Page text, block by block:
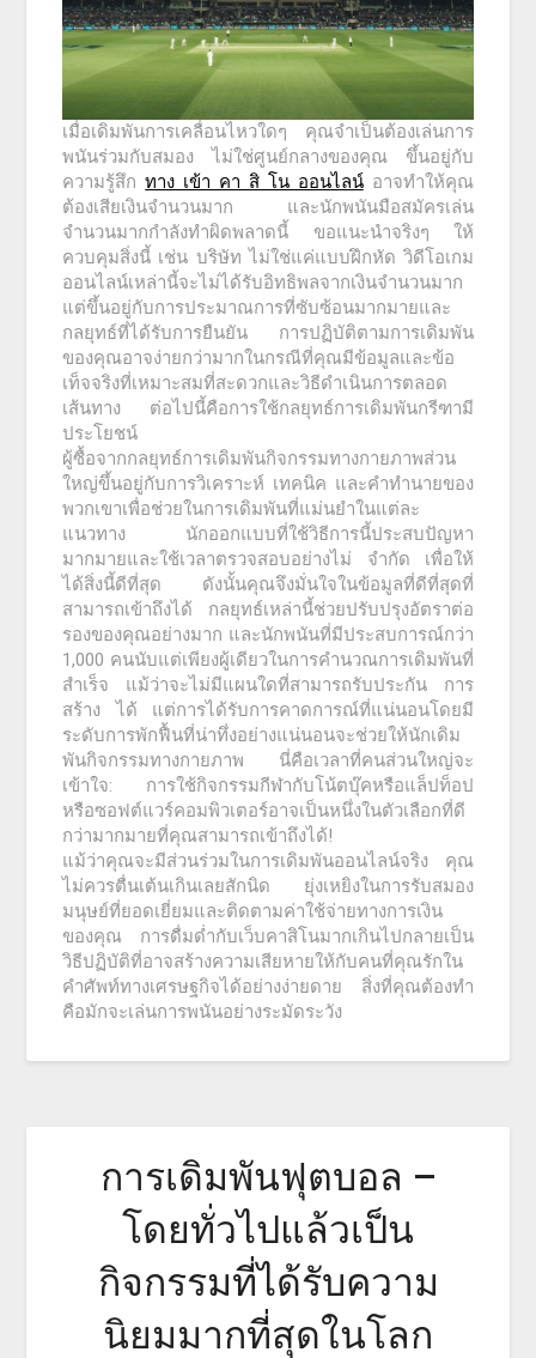
เมื่อเดิมพันการเคลื่อนไหวใดๆ คุณจำเป็นต้องเล่นการ
พนันร่วมกับสมอง ไม่ใช่ศูนย์กลางของคุณ ขึ้นอยู่กับ
ความรู้สึกทาง เข้า คา สิ โน ออนไลน์ อาจทำให้คุณ
ต้องเสียเงินจำนวนมาก และนักพนันมือสมัครเล่น
จำนวนมากกำลังทำผิดพลาดนี้ ขอแนะนำจริงๆ ให้
ควบคุมสิ่งนี้ เช่น บริษัท ไม่ใช่แค่แบบฝึกหัด วิดีโอเกม
ออนไลน์เหล่านี้จะไม่ได้รับอิทธิพลจากเงินจำนวนมาก
แต่ขึ้นอยู่กับการประมาณการที่ซับซ้อนมากมายและ
กลยุทธ์ที่ได้รับการยืนยัน การปฏิบัติตามการเดิมพัน
ของคุณอาจง่ายกว่ามากในกรณีที่คุณมีข้อมูลและข้อ
เท็จจริงที่เหมาะสมที่สะดวกและวิธีดำเนินการตลอด
เส้นทาง ต่อไปนี้คือการใช้กลยุทธ์การเดิมพันกรีฑามี
ประโยชน์
ผู้ซื้อจากกลยุทธ์การเดิมพันกิจกรรมทางกายภาพส่วน
ใหญ่ขึ้นอยู่กับการวิเคราะห์ เทคนิค และคำทำนายของ
พวกเขาเพื่อช่วยในการเดิมพันที่แม่นยำในแต่ละ
แนวทาง นักออกแบบที่ใช้วิธีการนี้ประสบปัญหา
มากมายและใช้เวลาตรวจสอบอย่างไม่ จำกัด เพื่อให้
ได้สิ่งนี้ดีที่สุด ดังนั้นคุณจึงมั่นใจในข้อมูลที่ดีที่สุดที่
สามารถเข้าถึงได้ กลยุทธ์เหล่านี้ช่วยปรับปรุงอัตราต่อ
รองของคุณอย่างมาก และนักพนันที่มีประสบการณ์กว่า
1,000 คนนับแต่เพียงผู้เดียวในการคำนวณการเดิมพันที่
สำเร็จ แม้ว่าจะไม่มีแผนใดที่สามารถรับประกัน การ
สร้าง ได้ แต่การได้รับการคาดการณ์ที่แน่นอนโดยมี
ระดับการพักฟื้นที่น่าทึ่งอย่างแน่นอนจะช่วยให้นักเดิม
พันกิจกรรมทางกายภาพ นี่คือเวลาที่คนส่วนใหญ่จะ
เข้าใจ: การใช้กิจกรรมกีฬากับโน้ตบุ๊คหรือแล็ปท็อป
หรือซอฟต์แวร์คอมพิวเตอร์อาจเป็นหนึ่งในตัวเลือกที่ดี
กว่ามากมายที่คุณสามารถเข้าถึงได้!
แม้ว่าคุณจะมีส่วนร่วมในการเดิมพันออนไลน์จริง คุณ
ไม่ควรตื่นเต้นเกินเลยสักนิด ยุ่งเหยิงในการรับสมอง
มนุษย์ที่ยอดเยี่ยมและติดตามค่าใช้จ่ายทางการเงิน
ของคุณ การดื่มด่ำกับเว็บคาสิโนมากเกินไปกลายเป็น
วิธีปฏิบัติที่อาจสร้างความเสียหายให้กับคนที่คุณรักใน
คำศัพท์ทางเศรษฐกิจได้อย่างง่ายดาย สิ่งที่คุณต้องทำ
คือมักจะเล่นการพนันอย่างระมัดระวัง
การเดิมพันฟุตบอล –
โดยทั่วไปแล้วเป็น
กิจกรรมที่ได้รับความ
นิยมมากที่สุดในโลก